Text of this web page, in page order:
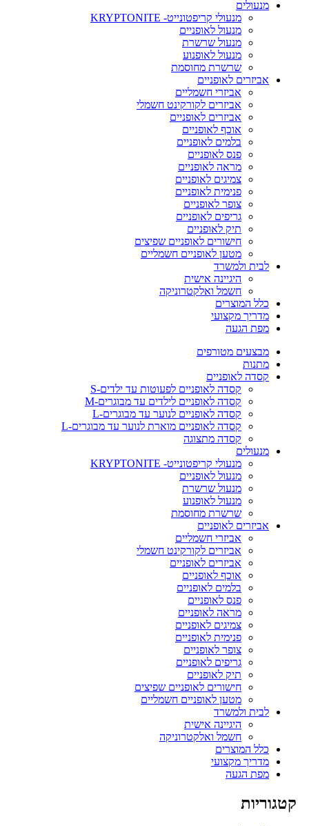
מנעולים
מנעולי קריפטונייט- KRYPTONITE
מנעול לאופניים
מנעול שרשרת
מנעול לאופנוע
שרשרת מחוסמת
אביזרים לאופניים
אביזרי חשמליים
אביזרים לקורקינט חשמלי
אביזרים לאופניים
אוכף לאופניים
בלמים לאופניים
פנס לאופניים
מראה לאופניים
צמיגים לאופניים
פנימית לאופניים
צופר לאופניים
גריפים לאופניים
תיק לאופניים
חישורים לאופניים שפיצים
מטען לאופניים חשמליים
לבית ולמשרד
היגיינה אישית
חשמל ואלקטרוניקה
כלל המוצרים
מדריך מקצועי
מפת הגעה
מבצעים מטורפים
מתנות
קסדה לאופניים
קסדה לאופניים לפעוטות עד ילדים-S
קסדה לאופניים לילדים עד מבוגרים-M
קסדה לאופניים לנוער עד מבוגרים-L
קסדה לאופניים מוארת לנוער עד מבוגרים-L
קסדה מתצוגה
מנעולים
מנעולי קריפטונייט- KRYPTONITE
מנעול לאופניים
מנעול שרשרת
מנעול לאופנוע
שרשרת מחוסמת
אביזרים לאופניים
אביזרי חשמליים
אביזרים לקורקינט חשמלי
אביזרים לאופניים
אוכף לאופניים
בלמים לאופניים
פנס לאופניים
מראה לאופניים
צמיגים לאופניים
פנימית לאופניים
צופר לאופניים
גריפים לאופניים
תיק לאופניים
חישורים לאופניים שפיצים
מטען לאופניים חשמליים
לבית ולמשרד
היגיינה אישית
חשמל ואלקטרוניקה
כלל המוצרים
מדריך מקצועי
מפת הגעה
קטגוריות